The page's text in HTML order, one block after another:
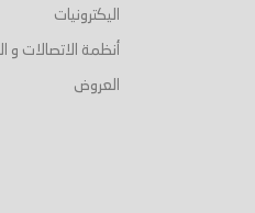
اليكترونيات
أنظمة الاتصالات و
العروض